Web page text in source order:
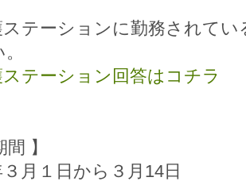
テーションに勤務されて
テーション回答はコチラ
間 】
月１日から３月14日